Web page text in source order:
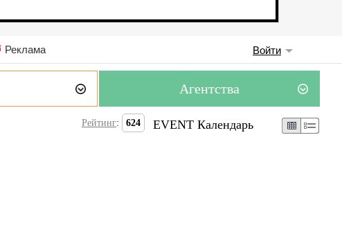
Реклама Войти
Агентства
Рейтинг: 624 EVENT Календарь